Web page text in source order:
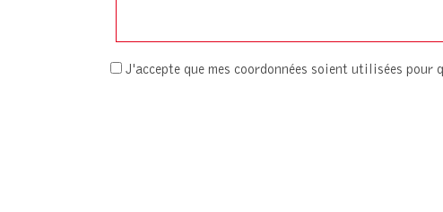
J'accepte que mes coordonnées soient utilisées pour